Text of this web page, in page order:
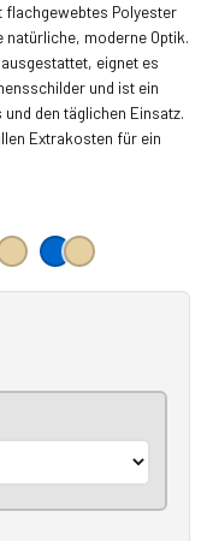
flachgewebtes Polyester
moderne Optik.
eignet es
und ist ein
den täglichen Einsatz.
Extrakosten für ein